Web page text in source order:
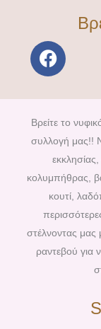
F
a
e
b
o
o
k
Βρείτε το
συλλογή μας!!
κολυμπήθρας,
κουτί,
στέλνοντας μας
ραντεβού για